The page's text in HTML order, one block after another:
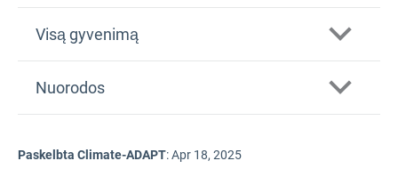
Visą gyvenimą
Nuorodos
Paskelbta Climate-ADAPT:Apr 18, 2025